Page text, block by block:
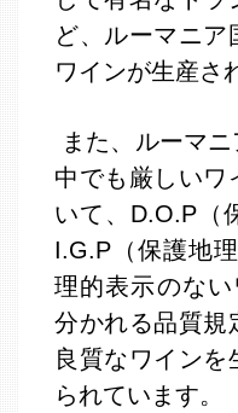
ど、ルーマニ
ワインが生産さ
また、ルーマ
中でも厳しいワ
いて、D.O.P（
I.G.P（保護地
理的表示のな
分かれる品質規
良質なワインを
られています。